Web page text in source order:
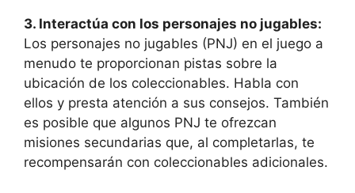
3. Interactúa con los personajes no jugables:
Los personajes no jugables (PNJ) en el juego a
menudo te proporcionan pistas sobre la
ubicación de los coleccionables. Habla con
ellos y presta atención a sus consejos. También
es posible que algunos PNJ te ofrezcan
misiones secundarias que, al completarlas, te
recompensarán con coleccionables adicionales.